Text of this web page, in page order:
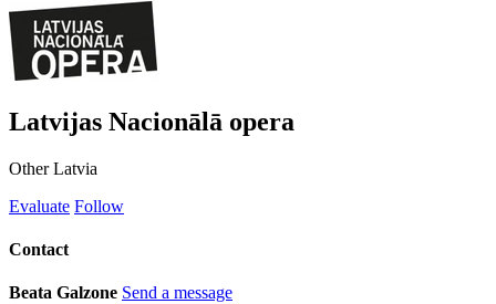
Latvijas Nacionālā opera
Other Latvia
Evaluate Follow
Contact
Beata Galzone Send a message